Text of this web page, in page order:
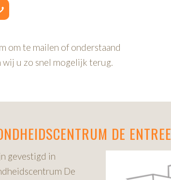
om te mailen of onderstaand
u zo snel mogelijk terug.
DE ENTREE
gevestigd in
De